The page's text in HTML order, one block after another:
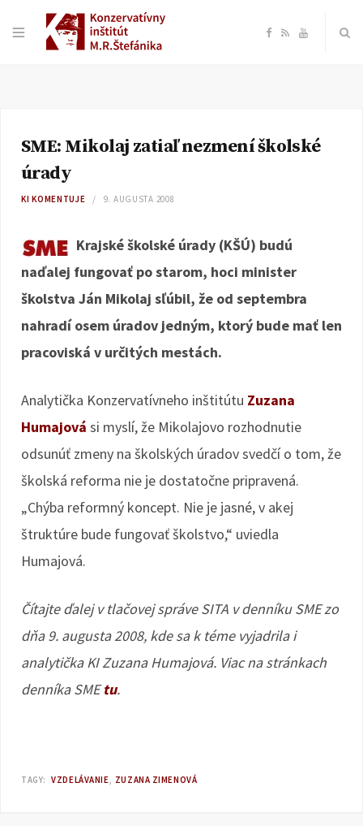
F
e
o
R Y
T
SME: Mikolaj zatiaľ nezmení školské
úrady
KI KOMENTUJE 9. AUGUSTA 2008
Krajské školské úrady (KŠÚ) budú
naďalej fungovať po starom, hoci minister
školstva Ján Mikolaj sľúbil, že od septembra
nahradí osem úradov jedným, ktorý bude mať len
pracoviská v určitých mestách.
Analytička Konzervatívneho inštitútu Zuzana
Humajová si myslí, že Mikolajovo rozhodnutie
odsunúť zmeny na školských úradov svedčí o tom, že
školská reforma nie je dostatočne pripravená.
„Chýba reformný koncept. Nie je jasné, v akej
štruktúre bude fungovať školstvo,“ uviedla
Humajová.
Čítajte ďalej v tlačovej správe SITA v denníku SME zo
dňa 9. augusta 2008, kde sa k téme vyjadrila i
analytička KI Zuzana Humajová. Viac na stránkach
denníka SMEtu.
TAGY: VZDELÁVANIE ZUZANA ZIMENOVÁ